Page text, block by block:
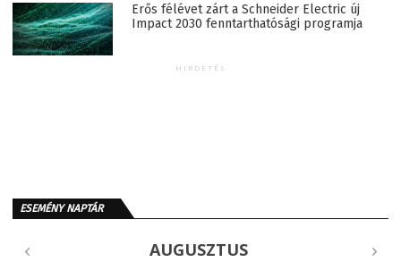
Erős félévet zárt a Schneider Electric új
Impact 2030 fenntarthatósági programja
HIRDETÉS
ESEMÉNY NAPTÁR
AUGUSZTUS